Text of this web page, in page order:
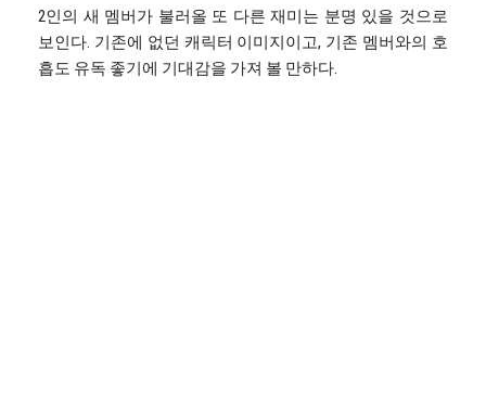
2인의 새 멤버가 불러올 또 다른 재미는 분명 있을 것으로
보인다. 기존에 없던 캐릭터 이미지이고, 기존 멤버와의 호
흡도 유독 좋기에 기대감을 가져 볼 만하다.